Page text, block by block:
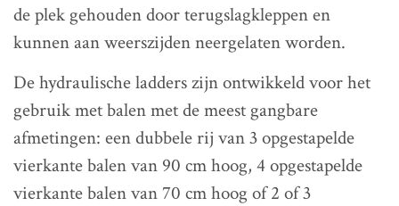
de plek gehouden door terugslagkleppen en
kunnen aan weerszijden neergelaten worden.
De hydraulische ladders zijn ontwikkeld voor het
gebruik met balen met de meest gangbare
afmetingen: een dubbele rij van 3 opgestapelde
vierkante balen van 90 cm hoog, 4 opgestapelde
vierkante balen van 70 cm hoog of 2 of 3